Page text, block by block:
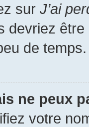
sur J’ai
devriez
de temps.
ne peux
votre